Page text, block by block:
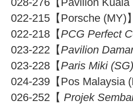
022-215【Porsche (MY)
022-218【PCG Perfect
023-222【Pavilion
023-228【Paris Miki (SG)
024-239【Pos Malaysia
026-252【 Projek